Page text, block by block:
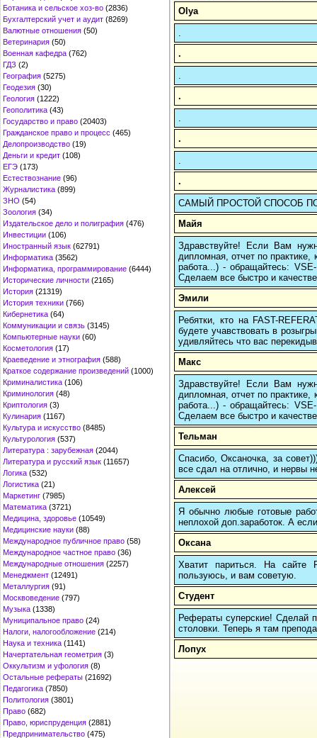
Ботаника и сельское хоз-во (2836)
Бухгалтерский учет и аудит (8269)
Валютные отношения (50)
Ветеринария (50)
Военная кафедра (762)
ГДЗ (2)
География (5275)
Геодезия (30)
Геология (1222)
Геополитика (43)
Государство и право (20403)
Гражданское право и процесс (465)
Делопроизводство (19)
Деньги и кредит (108)
ЕГЭ (173)
Естествознание (96)
Журналистика (899)
ЗНО (54)
Зоология (34)
Издательское дело и полиграфия (476)
Инвестиции (106)
Иностранный язык (62791)
Информатика (3562)
Информатика, программирование (6444)
Исторические личности (2165)
История (21319)
История техники (766)
Кибернетика (64)
Коммуникации и связь (3145)
Компьютерные науки (60)
Косметология (17)
Краеведение и этнография (588)
Краткое содержание произведений (1000)
Криминалистика (106)
Криминология (48)
Криптология (3)
Кулинария (1167)
Культура и искусство (8485)
Культурология (537)
Литература : зарубежная (2044)
Литература и русский язык (11657)
Логика (532)
Логистика (21)
Маркетинг (7985)
Математика (3721)
Медицина, здоровье (10549)
Медицинские науки (88)
Международное публичное право (58)
Международное частное право (36)
Международные отношения (2257)
Менеджмент (12491)
Металлургия (91)
Москвоведение (797)
Музыка (1338)
Муниципальное право (24)
Налоги, налогообложение (214)
Наука и техника (1141)
Начертательная геометрия (3)
Оккультизм и уфология (8)
Остальные рефераты (21692)
Педагогика (7850)
Политология (3801)
Право (682)
Право, юриспруденция (2881)
Предпринимательство (475)
Olya
.
.
.
.
САМЫЙ ПРОСТОЙ СПОСОБ
Майя
Здравствуйте! Если Вам
дипломная, отчет по
работа...) - обращайтесь:
Сделаем все быстро и
Эмили
Ребятки, кто на FAST-
будете учавствовать в
удивляйтесь что вас
Макс
Здравствуйте! Если Вам
дипломная, отчет по
работа...) - обращайтесь:
Сделаем все быстро и
Тельман
Спасибо, Оксаночка, за
все сдал на отлично, и нервы
Алексей
Я обычно любые готовые
неплохой доп.заработок. А
Оксана
Хватит париться. На
пользуюсь, и вам советую.
Студент
Рефераты суперские! Сделай
столовки. Теперь я там
Лопух